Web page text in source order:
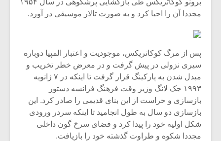
برونو کوکاتریکس طی بازگشایی پرشکوهی در سال ۱۹۵۴
مجددا آن را احیا کرد و به صورت تالار موسیقی در آورد.
پس از مرگ کوکاتریکس، موجودیت و اعتبار المپیا دوباره
سیری نزولی در پیش گرفت و در معرض خطر تخریب و
مبدل شدن به پارکینگ قرار گرفت تا اینکه در ۷ ژانویه
۱۹۹۳ جک لانگ وزیر وقت فرهنگ فرانسه دستور
بازسازی و حراست از این بنای قدیمی را صادر کرد. این
بازسازی دو سال به طول انجامید تا اینکه سردر ورودی
شکل اولیه خود را پیدا کرد و فضای سرخ گون داخلی
مجددا شکوه و طراوت گذشته خود را بازیافت.
میکلوش روژا
یادداشتی بر موسیقی
متن فیلم «متری
شیش و نیم»
اگر نمی توانی
مشهورترین باشی،
بدنام ترین باش
دوره
موسیقی
سکانسی
موسیقی